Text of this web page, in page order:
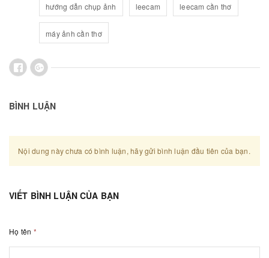
hướng dẫn chụp ảnh leecam leecam cần thơ
máy ảnh cần thơ
BÌNH LUẬN
Nội dung này chưa có bình luận, hãy gửi bình luận đầu tiên của bạn.
VIẾT BÌNH LUẬN CỦA BẠN
Họ tên *